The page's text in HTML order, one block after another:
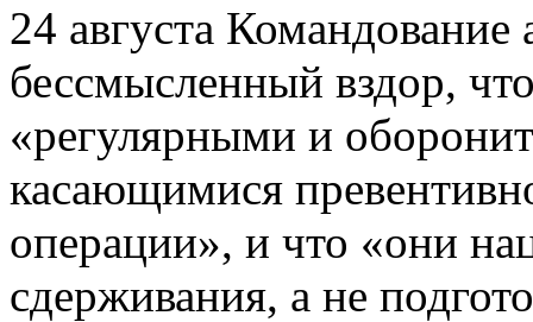
24 августа
бессмысленный вздор,
«регулярными и
касающимися
операции», и что «они
сдерживания, а не